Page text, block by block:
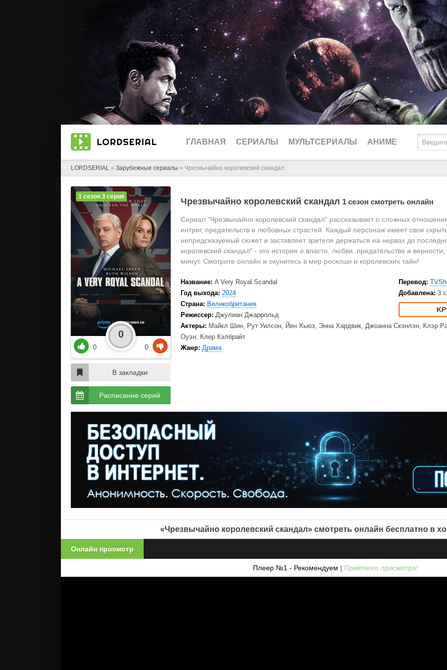
ГЛАВНАЯ СЕРИАЛЫ
2025
2023
2021
2020
Великобритания
Турция
Корея Южная
Биографические
Вестерны
Документальные
Детективы
Мелодрамы
МУЛЬТСЕРИАЛЫ АНИМЕ
LORDSERIAL » Зарубежные сериалы » Чрезвычайно королевский скандал
Чрезвычайно королевский скандал 1 сезон смотреть онлайн
Сериал "Чрезвычайно королевский скандал" рассказывает о сложных
интриг, предательств и любовных страстей. Каждый персонаж имеет свои
непредсказуемый сюжет и заставляет зрителя держаться на нервах до
королевский скандал" - это история о власти, любви, предательстве и
минут. Смотрите онлайн и окунитесь в мир роскоши и королевских тайн!
Название: A Very Royal Scandal
Год выхода: 2024
Страна: Великобритания
Режиссер: Джулиан Джаррольд
Перевод:
Добавлена: 3
Актеры: Майкл Шин, Рут Уилсон, Йен Хьюз, Энна Хардвик, Джоанна Скэнлэн, Клэр
Оуэн, Клер Кэлбрайт
Жанр: Драма
1 сезон 3 серия
0
0
0
В закладки
Расписание серий
«Чрезвычайно королевский скандал» смотреть онлайн бесплатно в
Онлайн просмотр
Плеер №1 - Рекомендуем | Приятного просмотра!